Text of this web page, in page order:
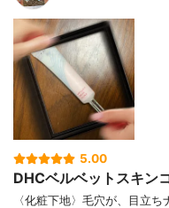
5.00
DHCベルベットスキン
〈化粧下地〉毛穴が、目立